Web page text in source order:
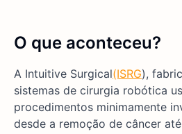
O que aconteceu?
A Intuitive Surgical(ISRG),
sistemas de cirurgia robótica
procedimentos minimamente
desde a remoção de câncer